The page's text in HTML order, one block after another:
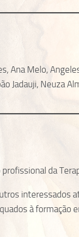
Ana Melo,
Jadauji, Neuza
da
interessados
à formação